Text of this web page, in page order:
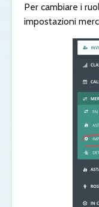
Per cambiare i
impostazioni